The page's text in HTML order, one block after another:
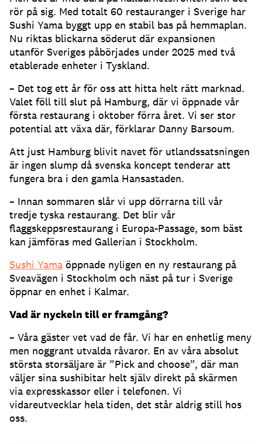
rör på sig. Med totalt 60 restauranger i Sverige har
Sushi Yama byggt upp en stabil bas på hemmaplan.
Nu riktas blickarna söderut där expansionen
utanför Sveriges påbörjades under 2025 med två
etablerade enheter i Tyskland.
– Det tog ett år för oss att hitta helt rätt marknad.
Valet föll till slut på Hamburg, där vi öppnade vår
första restaurang i oktober förra året. Vi ser stor
potential att växa där, förklarar Danny Barsoum.
Att just Hamburg blivit navet för utlandssatsningen
är ingen slump då svenska koncept tenderar att
fungera bra i den gamla Hansastaden.
– Innan sommaren slår vi upp dörrarna till vår
tredje tyska restaurang. Det blir vår
flaggskeppsrestaurang i Europa-Passage, som bäst
kan jämföras med Gallerian i Stockholm.
Sushi Yama öppnade nyligen en ny restaurang på
Sveavägen i Stockholm och näst på tur i Sverige
öppnar en enhet i Kalmar.
Vad är nyckeln till er framgång?
– Våra gäster vet vad de får. Vi har en enhetlig meny
men noggrant utvalda råvaror. En av våra absolut
största storsäljare är ”Pick and choose”, där man
väljer sina sushibitar helt själv direkt på skärmen
via expresskassor eller i telefonen. Vi
vidareutvecklar hela tiden, det står aldrig still hos
oss.